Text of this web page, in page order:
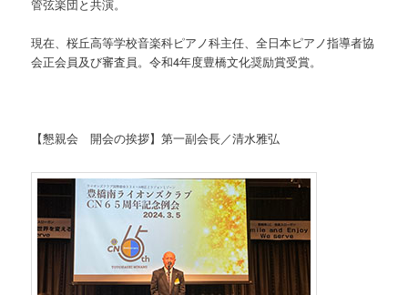
管弦楽団と共演。
現在、桜丘高等学校音楽科ピアノ科主任、全日本ピアノ指導者協
会正会員及び審査員。令和4年度豊橋文化奨励賞受賞。
【懇親会 開会の挨拶】第一副会長／清水雅弘